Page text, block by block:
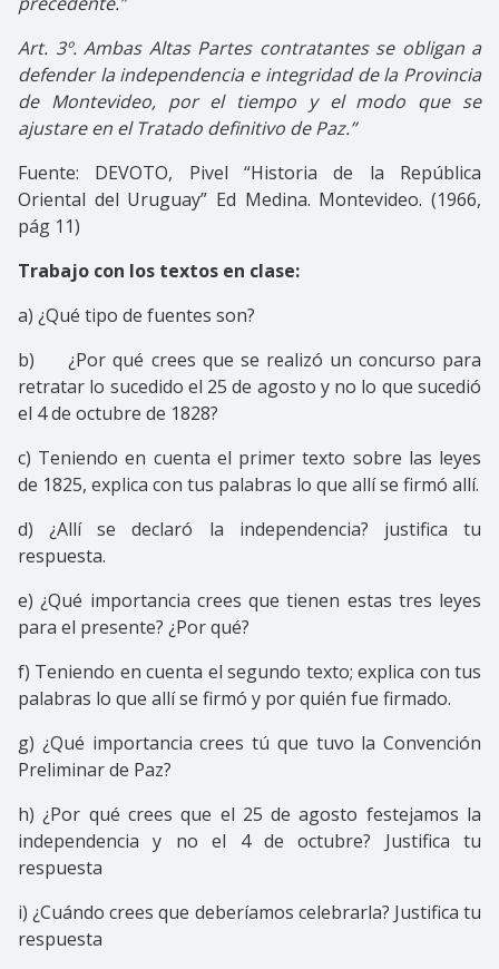
Art. 3º. Ambas Altas Partes contratantes se obligan a
defender la independencia e integridad de la Provincia
de Montevideo, por el tiempo y el modo que se
ajustare en el Tratado definitivo de Paz.”
Fuente: DEVOTO, Pivel “Historia de la República
Oriental del Uruguay” Ed Medina. Montevideo. (1966,
pág 11)
Trabajo con los textos en clase:
a) ¿Qué tipo de fuentes son?
b) ¿Por qué crees que se realizó un concurso para
retratar lo sucedido el 25 de agosto y no lo que sucedió
el 4 de octubre de 1828?
c) Teniendo en cuenta el primer texto sobre las leyes
de 1825, explica con tus palabras lo que allí se firmó allí.
d) ¿Allí se declaró la independencia? justifica tu
respuesta.
e) ¿Qué importancia crees que tienen estas tres leyes
para el presente? ¿Por qué?
f) Teniendo en cuenta el segundo texto; explica con tus
palabras lo que allí se firmó y por quién fue firmado.
g) ¿Qué importancia crees tú que tuvo la Convención
Preliminar de Paz?
h) ¿Por qué crees que el 25 de agosto festejamos la
independencia y no el 4 de octubre? Justifica tu
respuesta
i) ¿Cuándo crees que deberíamos celebrarla? Justifica tu
respuesta